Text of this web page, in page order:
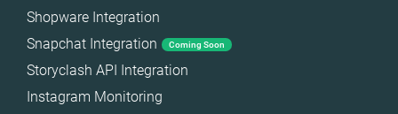
Shopware Integration
Snapchat Integration
Coming Soon
Storyclash API Integration
Instagram Monitoring